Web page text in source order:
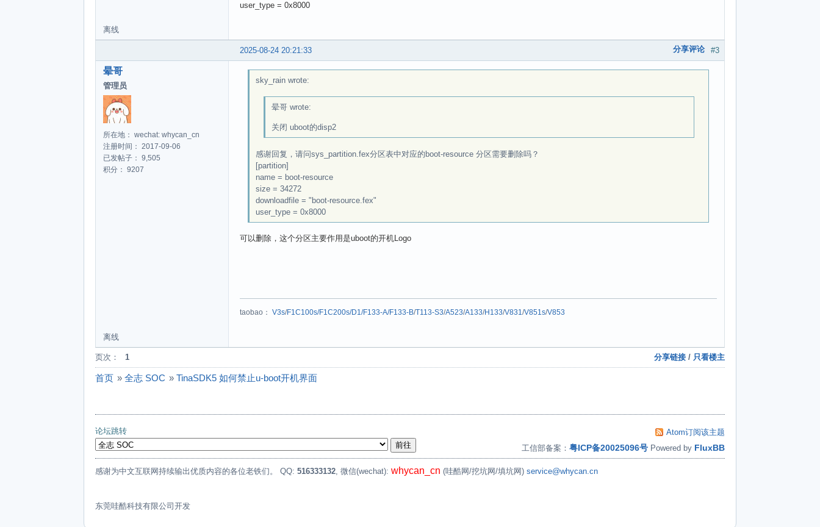
user_type = 0x8000
离线
#3
2025-08-24 20:21:33 分享评论
晕哥
管理员
所在地： wechat: whycan_cn
注册时间： 2017-09-06
已发帖子： 9,505
积分： 9207
sky_rain wrote:
晕哥 wrote:
关闭 uboot的disp2
感谢回复，请问sys_partition.fex分区表中对应的boot-resource 分区需要删除吗？
[partition]
name = boot-resource
size = 34272
downloadfile = "boot-resource.fex"
user_type = 0x8000
可以删除，这个分区主要作用是uboot的开机Logo
taobao： V3s/F1C100s/F1C200s/D1/F133-A/F133-B/T113-S3/A523/A133/H133/V831/V851s/V853
离线
页次： 1 分享链接 / 只看楼主
首页 » 全志 SOC » TinaSDK5 如何禁止u-boot开机界面
论坛跳转
Atom订阅该主题
工信部备案： 粤ICP备20025096号 Powered by FluxBB
感谢为中文互联网持续输出优质内容的各位老铁们。 QQ: 516333132, 微信(wechat): whycan_cn (哇酷网/挖坑网/填坑网) service@whycan.cn
东莞哇酷科技有限公司开发